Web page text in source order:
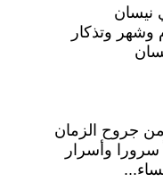
نيسان
وشهر وتذكار
جروح الزمان
سرورا وأسرار